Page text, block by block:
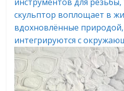
скульптор воплощает в
вдохновлённые
интегрируются с